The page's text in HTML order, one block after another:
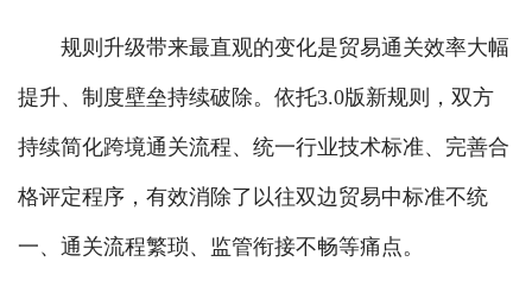
规则升级带来最直观的变化是贸易通关效率大幅
提升、制度壁垒持续破除。依托3.0版新规则，双方
持续简化跨境通关流程、统一行业技术标准、完善合
格评定程序，有效消除了以往双边贸易中标准不统
一、通关流程繁琐、监管衔接不畅等痛点。